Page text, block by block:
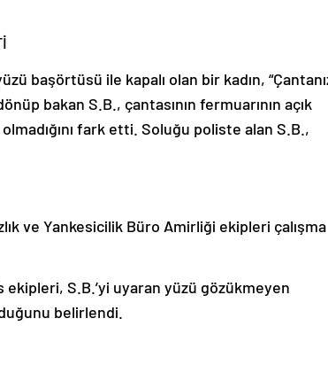
başörtüsü ile kapalı olan bir kadın,
bakan S.B., çantasının fermuarının açık
fark etti. Soluğu poliste alan S.B.,
ve Yankesicilik Büro Amirliği ekipleri çalışma
S.B.’yi uyaran yüzü gözükmeyen
belirlendi.